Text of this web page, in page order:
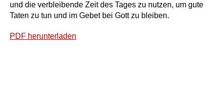
und die verbleibende Zeit des Tages zu nutzen, um gute
Taten zu tun und im Gebet bei Gott zu bleiben.
PDF herunterladen